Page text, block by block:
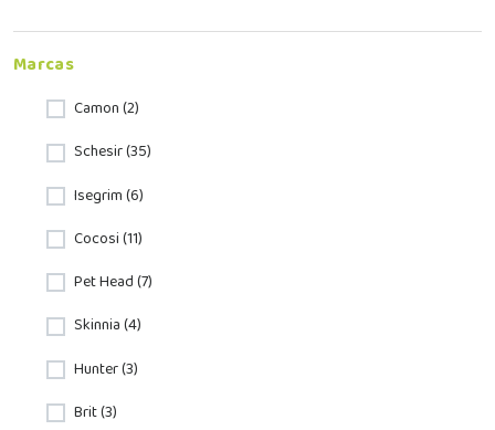
Marcas
Camon (2)
Schesir (35)
Isegrim (6)
Cocosi (11)
Pet Head (7)
Skinnia (4)
Hunter (3)
Brit (3)